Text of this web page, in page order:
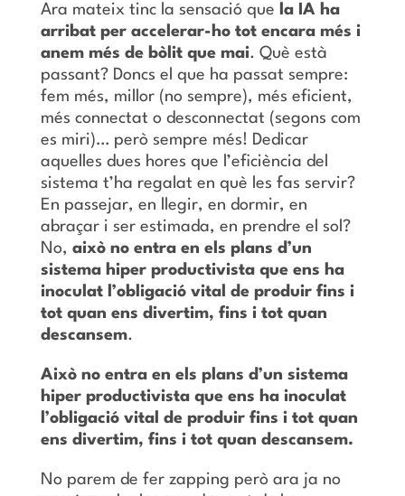
Ara mateix tinc la sensació que la IA ha
arribat per accelerar-ho tot encara més i
anem més de bòlit que mai. Què està
passant? Doncs el que ha passat sempre:
fem més, millor (no sempre), més eficient,
més connectat o desconnectat (segons com
es miri)… però sempre més! Dedicar
aquelles dues hores que l’eficiència del
sistema t’ha regalat en què les fas servir?
En passejar, en llegir, en dormir, en
abraçar i ser estimada, en prendre el sol?
No, això no entra en els plans d’un
sistema hiper productivista que ens ha
inoculat l’obligació vital de produir fins i
tot quan ens divertim, fins i tot quan
descansem.
Això no entra en els plans d’un sistema
hiper productivista que ens ha inoculat
l’obligació vital de produir fins i tot quan
ens divertim, fins i tot quan descansem.
No parem de fer zapping però ara ja no